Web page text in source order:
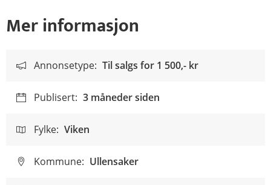
Mer informasjon
Annonsetype: Til salgs for 1 500,- kr
Publisert: 3 måneder siden
Fylke: Viken
Kommune: Ullensaker